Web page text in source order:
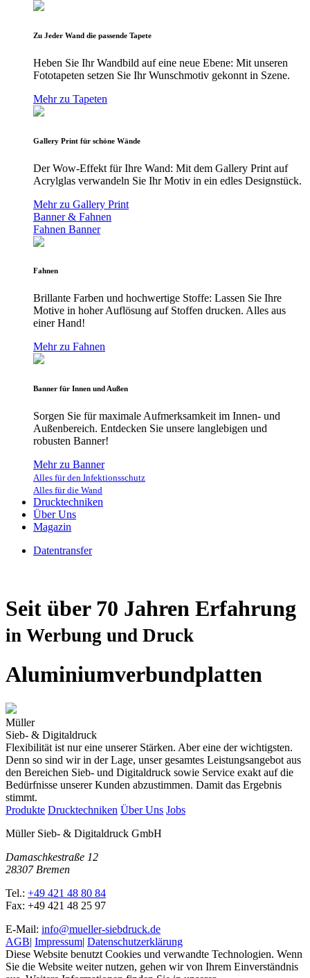
Zu Jeder Wand die passende Tapete
Heben Sie Ihr Wandbild auf eine neue Ebene: Mit unseren
Fototapeten setzen Sie Ihr Wunschmotiv gekonnt in Szene.
Mehr zu Tapeten
Gallery Print für schöne Wände
Der Wow-Effekt für Ihre Wand: Mit dem Gallery Print auf
Acrylglas verwandeln Sie Ihr Motiv in ein edles Designstück.
Mehr zu Gallery Print
Banner & Fahnen
Fahnen Banner
Fahnen
Brillante Farben und hochwertige Stoffe: Lassen Sie Ihre
Motive in hoher Auflösung auf Stoffen drucken. Alles aus
einer Hand!
Mehr zu Fahnen
Banner für Innen und Außen
Sorgen Sie für maximale Aufmerksamkeit im Innen- und
Außenbereich. Entdecken Sie unsere langlebigen und
robusten Banner!
Mehr zu Banner
Alles für den Infektionsschutz
Alles für die Wand
Drucktechniken
Über Uns
Magazin
Datentransfer
Seit über 70 Jahren Erfahrung
in Werbung und Druck
Aluminiumverbundplatten
Müller
Sieb- & Digitaldruck
Flexibilität ist nur eine unserer Stärken. Aber eine der wichtigsten.
Denn so sind wir in der Lage, unser gesamtes Leistungsangebot aus
den Bereichen Sieb- und Digitaldruck sowie Service exakt auf die
Bedürfnisse unserer Kunden abzustimmen. Damit das Ergebnis
stimmt.
Produkte Drucktechniken Über Uns Jobs
Müller Sieb- & Digitaldruck GmbH
Damaschkestraße 12
28307 Bremen
Tel.: +49 421 48 80 84
Fax: +49 421 48 25 97
E-Mail: info@mueller-siebdruck.de
AGB| Impressum| Datenschutzerklärung
Diese Website benutzt Cookies und verwandte Technologien. Wenn
Sie die Website weiter nutzen, gehen wir von Ihrem Einverständnis